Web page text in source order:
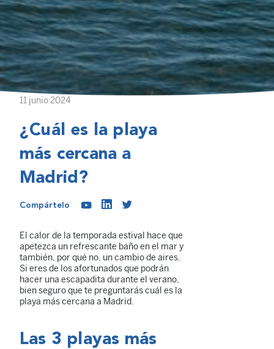
11 junio 2024
¿Cuál es la playa
más cercana a
Madrid?
Compártelo
El calor de la temporada estival hace que
apetezca un refrescante baño en el mar y
también, por qué no, un cambio de aires.
Si eres de los afortunados que podrán
hacer una escapadita durante el verano,
bien seguro que te preguntarás cuál es la
playa más cercana a Madrid.
Las 3 playas más